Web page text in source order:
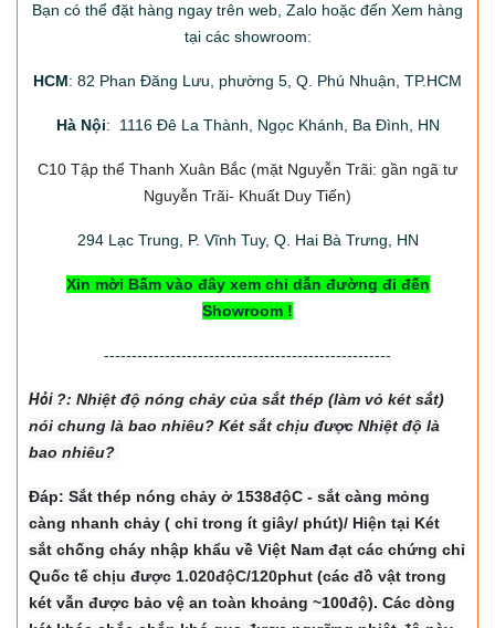
Bạn có thể đặt hàng ngay trên web, Zalo hoặc đến Xem hàng
tại các showroom:
HCM: 82 Phan Đăng Lưu, phường 5, Q. Phú Nhuận, TP.HCM
Hà Nội: 1116 Đê La Thành, Ngọc Khánh, Ba Đình, HN
C10 Tập thể Thanh Xuân Bắc (mặt Nguyễn Trãi: gần ngã tư
Nguyễn Trãi- Khuất Duy Tiến)
294Lạc Trung, P. Vĩnh Tuy, Q. Hai Bà Trưng, HN
Xin mời Bấm vào đây xem chỉ dẫn đường đi đến
Showroom !
----------------------------------------------------
Hỏi ?: Nhiệt độ nóng chảy của sắt thép (làm vỏ két sắt)
nói chung là bao nhiêu? Két sắt chịu được Nhiệt độ là
bao nhiêu?
Đáp: Sắt thép nóng chảy ở 1538độC - sắt càng mỏng
càng nhanh chảy ( chỉ trong ít giây/ phút)/ Hiện tại Két
sắt chống cháy nhập khẩu về Việt Nam đạt các chứng chỉ
Quốc tế chịu được 1.020độC/120phut (các đồ vật trong
két vẫn được bảo vệ an toàn khoảng ~100độ). Các dòng